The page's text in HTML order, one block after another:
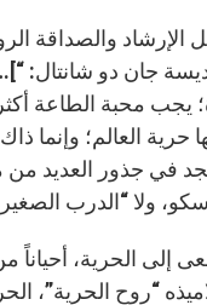
والصداقة
دو شانتال: “]…[
محبة الطاعة
العالم؛ وإنما
أن نجد في جذور
إلى الحرية،
“روح الحرية”،